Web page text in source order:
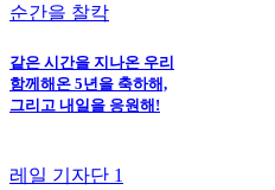
순간을 찰칵
같은 시간을 지나온 우리
함께해온 5년을 축하해,
그리고 내일을 응원해!
레일 기자단 1